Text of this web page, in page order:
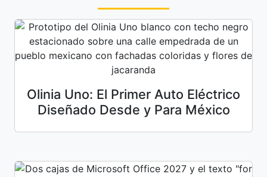
Olinia Uno: El Primer Auto Eléctrico
Diseñado Desde y Para México